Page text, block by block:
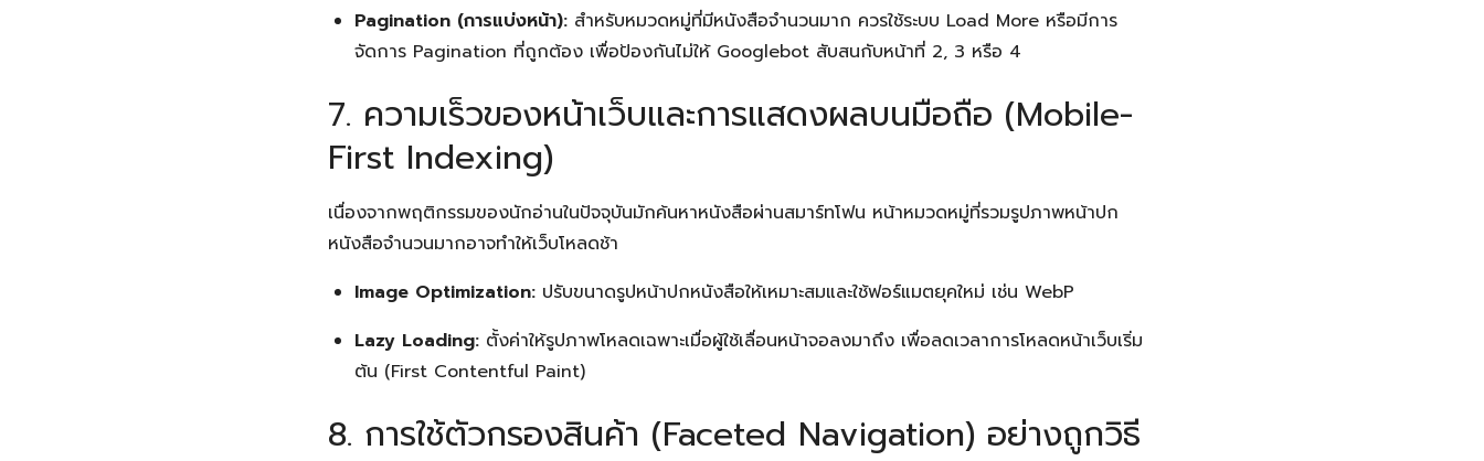
Pagination (การแบ่งหน้า): สำหรับหมวดหมู่ที่มีหนังสือจำนวนมาก ควรใช้ระบบ Load More หรือมีการ
จัดการ Pagination ที่ถูกต้อง เพื่อป้องกันไม่ให้ Googlebot สับสนกับหน้าที่ 2, 3 หรือ 4
7. ความเร็วของหน้าเว็บและการแสดงผลบนมือถือ (Mobile-
First Indexing)
เนื่องจากพฤติกรรมของนักอ่านในปัจจุบันมักค้นหาหนังสือผ่านสมาร์ทโฟน หน้าหมวดหมู่ที่รวมรูปภาพหน้าปก
หนังสือจำนวนมากอาจทำให้เว็บโหลดช้า
Image Optimization: ปรับขนาดรูปหน้าปกหนังสือให้เหมาะสมและใช้ฟอร์แมตยุคใหม่ เช่น WebP
Lazy Loading: ตั้งค่าให้รูปภาพโหลดเฉพาะเมื่อผู้ใช้เลื่อนหน้าจอลงมาถึง เพื่อลดเวลาการโหลดหน้าเว็บเริ่ม
ต้น (First Contentful Paint)
8. การใช้ตัวกรองสินค้า (Faceted Navigation) อย่างถูกวิธี